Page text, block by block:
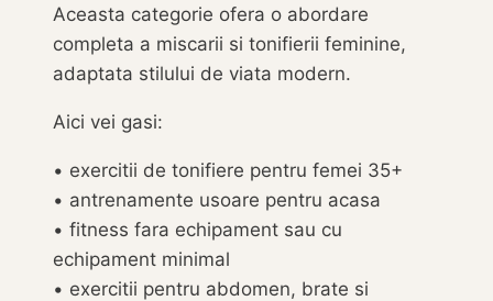
Aceasta categorie ofera o abordare
completa a miscarii si tonifierii feminine,
adaptata stilului de viata modern.
Aici vei gasi:
• exercitii de tonifiere pentru femei 35+
• antrenamente usoare pentru acasa
• fitness fara echipament sau cu
echipament minimal
• exercitii pentru abdomen, brate si